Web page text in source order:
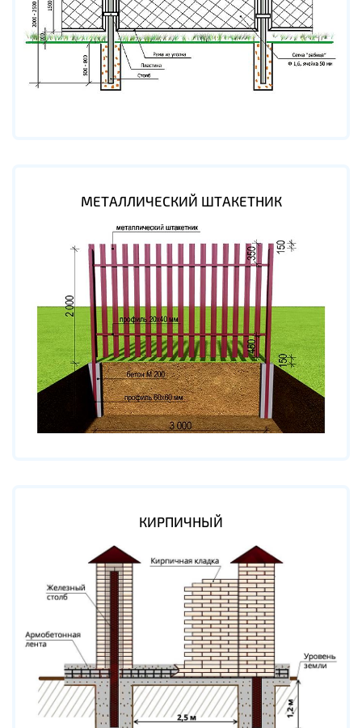
МЕТАЛЛИЧЕСКИЙ ШТАКЕТНИК
КИРПИЧНЫЙ